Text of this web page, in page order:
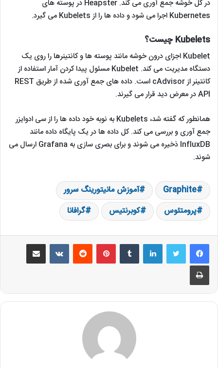
در کل خوشه جمع ‌آوری می ‌کند. Heapster در پوسته های
Kubernetes اجرا می شود و داده ها را از Kubelets می گیرد.
Kubelets چیست؟
Kubelet اجزای درون خوشه مانند پوسته ها و کانتینرها را روی یک
دستگاه مدیریت می کند. Kubelet مسئول پیدا کردن آمار استفاده از
کانتینر از cAdvisor است. داده های جمع آوری شده از طریق REST
API در معرض دید قرار می گیرند.
همانطور که گفته شد، Kubelets به نوبه خود داده ها را از سی ادوایزر
جمع آوری و بررسی می کند. کل داده ها در یک پایگاه داده مانند
InfluxDB ذخیره می شوند و برای بصری سازی به Grafana ارسال می
شوند.
Graphite
آموزش مانیتورینگ سرور
پرومتئوس
کوبرنتیس گرافانا
لینکدین ‫تامبلر ‫پین‌ترست‫رددیت ‫VKontakteاشتراک گذاری از طریق ایمیل
چاپ